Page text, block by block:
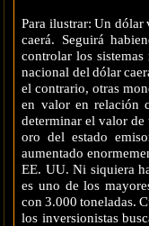
Para ilustrar: Un dólar
caerá. Seguirá
controlar los
nacional del dólar
el contrario, otras
en valor en relación
determinar el valor de
oro del estado
aumentado
EE. UU. Ni siquiera
es uno de los
con 3.000 toneladas.
los inversionistas